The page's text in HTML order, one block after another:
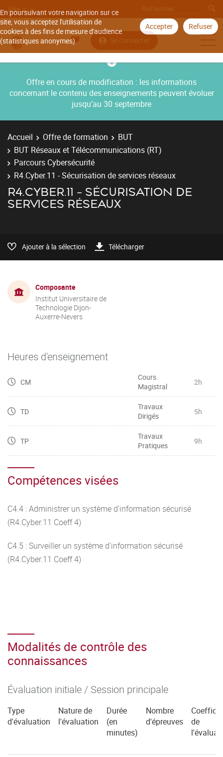
En poursuivant votre navigation sur ce
site, vous acceptez l'utilisation de
cookies à des fins de mesure d'audience
(statistiques anonymes).
Accepter Refuser
Aller à
Se connecter
Offre en cours de modification : les informations
concernant le contenu des enseignements peuvent évoluer
jusqu’au 30 septembre
Accueil Offre de formation
BUT
BUT Réseaux et Télécommunications (RT)
Parcours Cybersécurité
R4.Cyber.11 - Sécurisation de services réseaux
R4.CYBER.11 - SÉCURISATION DE
SERVICES RÉSEAUX
Ajouter à la sélection Télécharger
Composante
Institut Universitaire de
Technologie Dijon-
Auxerre-Nevers
Heures d'enseignement
CM
Cours
Magistral
2h
TD
Travaux
Dirigés
5h
TP
Travaux
Pratiques
9h
Compétences visées
C4.4 : Administrer un système d'information sécurisé
(R4.Cyber.11 Coeff 4)
C4.5 : Surveiller un système d'information sécurisé
(R4.Cyber.11 Coeff 4)
Modalités de contrôle des
connaissances
Évaluation initiale / Session principale
Type
d'évaluation
Nature de
l'évaluation
Durée
(en
minutes)
Nombre
d'épreuves
de